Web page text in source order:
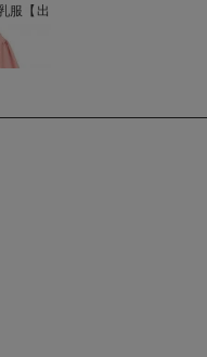
服【出